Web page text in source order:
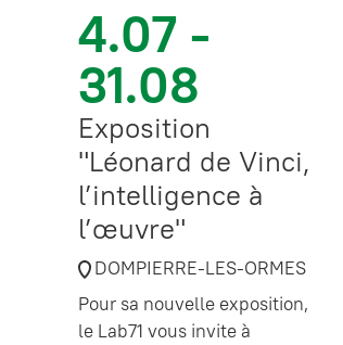
4.07 -
31.08
Exposition
"Léonard de Vinci,
l’intelligence à
l’œuvre"
DOMPIERRE-LES-ORMES
Pour sa nouvelle exposition,
le Lab71 vous invite à